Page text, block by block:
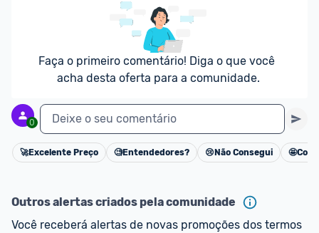
Faça o primeiro comentário! Diga o que você
acha desta oferta para a comunidade.
0 Deixe o seu comentário
Cancelar
🚀Excelente Preço 🧐Entendedores? 😢 Não Consegui 🤩
Outros alertas criados pela comunidade
Você receberá alertas de novas promoções dos termos